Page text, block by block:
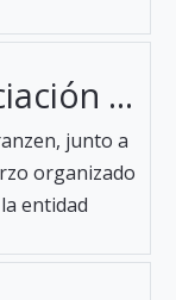
...
junto a
organizado
entidad